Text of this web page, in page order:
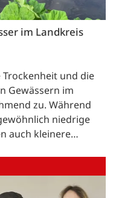
im Landkreis
Trockenheit und die
Gewässern im
zu. Während
niedrige
auch kleinere…